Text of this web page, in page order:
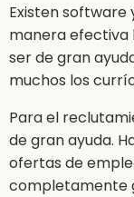
Existen software
manera efectiva
ser de gran
muchos los
Para el
de gran ayuda.
ofertas de
completamente